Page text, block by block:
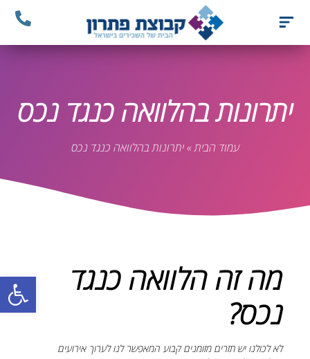
יתרונות בהלוואה כנגד נכס
עמוד הבית»יתרונות בהלוואה כנגד נכס
מה זה הלוואה כנגד
נכס?
לא לכולנו יש תזרים מזומנים קבוע המאפשר לנו לערוך אירועים